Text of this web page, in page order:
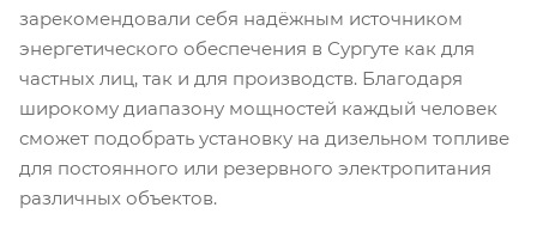
зарекомендовали себя надёжным источником
энергетического обеспечения в Сургуте как для
частных лиц, так и для производств. Благодаря
широкому диапазону мощностей каждый человек
сможет подобрать установку на дизельном топливе
для постоянного или резервного электропитания
различных объектов.